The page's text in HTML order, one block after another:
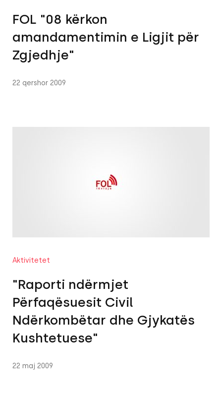
FOL "08 kërkon
amandamentimin e Ligjit për
Zgjedhje"
22 qershor 2009
Aktivitetet
"Raporti ndërmjet
Përfaqësuesit Civil
Ndërkombëtar dhe Gjykatës
Kushtetuese"
22 maj 2009